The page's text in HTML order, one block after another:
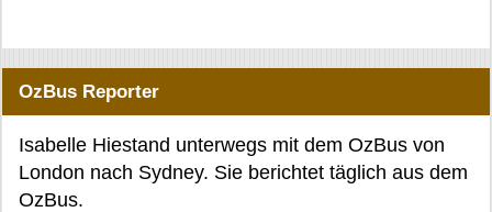
OzBus Reporter
Isabelle Hiestand unterwegs mit dem OzBus von
London nach Sydney. Sie berichtet täglich aus dem
OzBus.